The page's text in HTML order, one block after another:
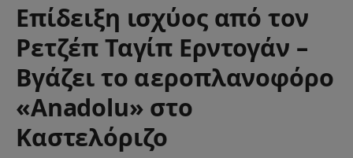
Επίδειξη ισχύος από τον
Ρετζέπ Ταγίπ Ερντογάν –
Βγάζει το αεροπλανοφόρο
«Anadolu» στο
Καστελόριζο